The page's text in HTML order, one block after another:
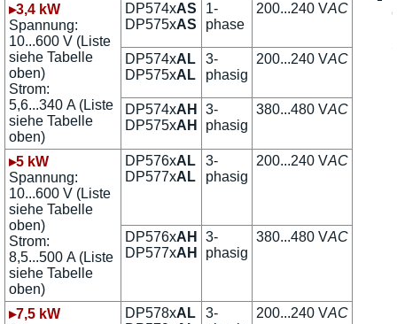
▸3,4 kW
Spannung:
10...600 V (Liste
siehe Tabelle
oben)
Strom:
5,6...340 A (Liste
siehe Tabelle
oben)
DP574xAS
DP575xAS
1-
phase
200...240 VAC
DP574xAL
DP575xAL
3-
phasig
200...240 VAC
DP574xAH
DP575xAH
3-
phasig
380...480 VAC
▸5 kW
Spannung:
10...600 V (Liste
siehe Tabelle
oben)
Strom:
8,5...500 A (Liste
siehe Tabelle
oben)
DP576xAL
DP577xAL
3-
phasig
200...240 VAC
DP576xAH
DP577xAH
3-
phasig
380...480 VAC
▸7,5 kW
DP578xAL
3-
200...240 VAC